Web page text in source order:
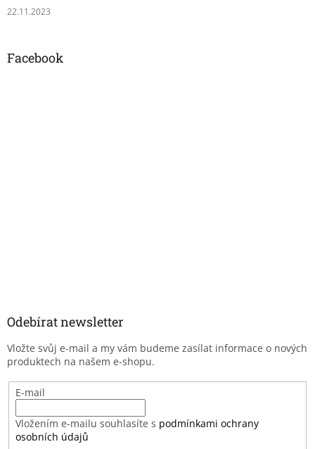
22.11.2023
Facebook
Odebírat newsletter
Vložte svůj e-mail a my vám budeme zasílat informace o nových
produktech na našem e-shopu.
E-mail
Vložením e-mailu souhlasíte s podmínkami ochrany
osobních údajů